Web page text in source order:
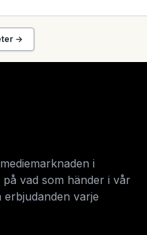
→
i
på vad som händer i vår
erbjudanden varje